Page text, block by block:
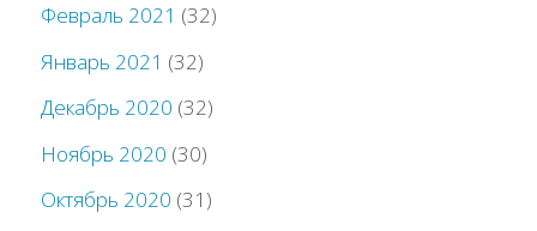
Февраль 2021 (32)
Январь 2021 (32)
Декабрь 2020 (32)
Ноябрь 2020 (30)
Октябрь 2020 (31)